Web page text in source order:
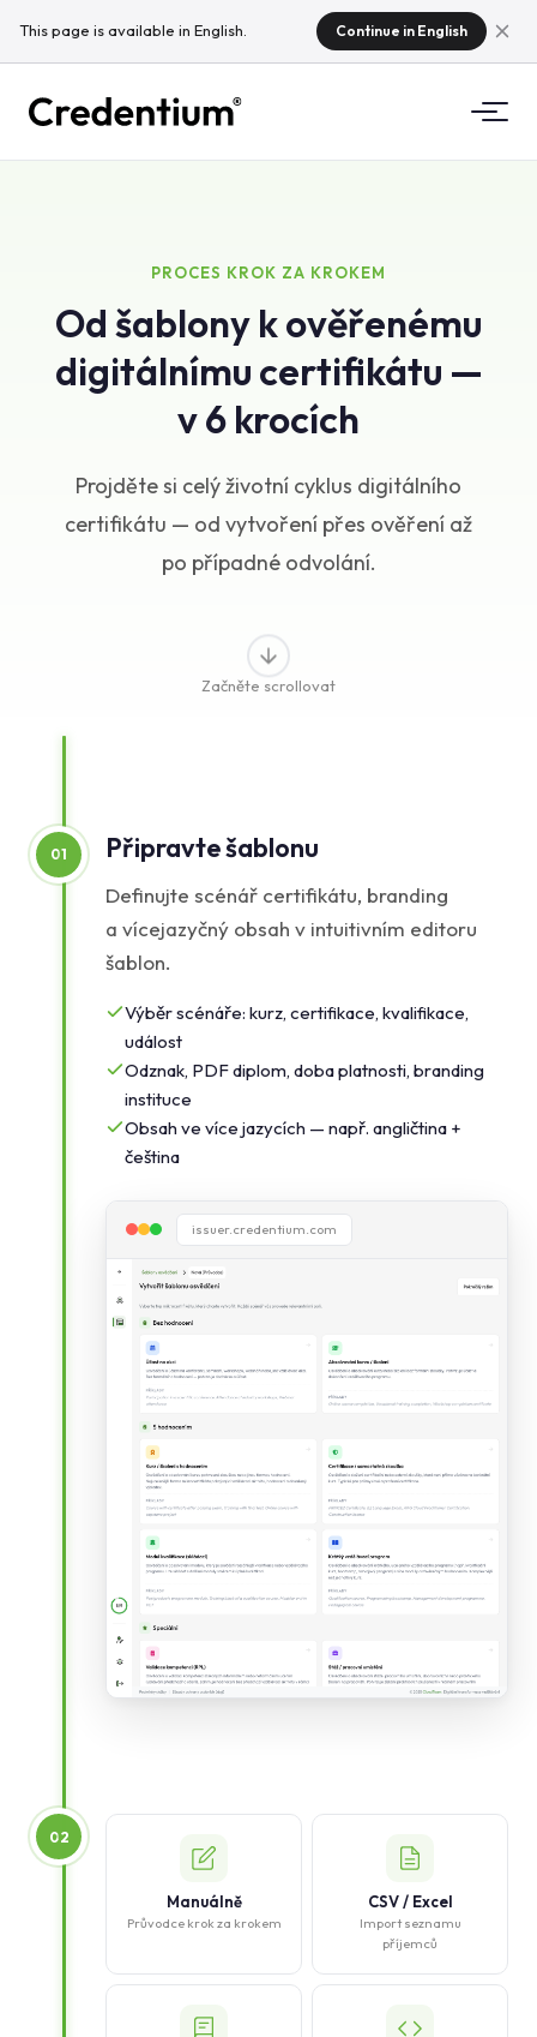
This page is available in English. Continue in English
Proč Credentium
O CloudTeam
Pro univerzity
Pro školicí firmy
Pro eventové společnosti
Mikrocertifikáty
Standardy a integrace
Znalostní báze
PROCES KROK ZA KROKEM
Od šablony k ověřenému
digitálnímu certifikátu —
v 6 krocích
Projděte si celý životní cyklus digitálního
certifikátu — od vytvoření přes ověření až
po případné odvolání.
Začněte scrollovat
Připravte šablonu
Definujte scénář certifikátu, branding
a vícejazyčný obsah v intuitivním editoru
šablon.
Výběr scénáře: kurz, certifikace, kvalifikace,
událost
Odznak, PDF diplom, doba platnosti, branding
instituce
Obsah ve více jazycích — např. angličtina +
čeština
01
issuer.credentium.com
Manuálně
Průvodce krok za krokem
CSV / Excel
Import seznamu
příjemců
02